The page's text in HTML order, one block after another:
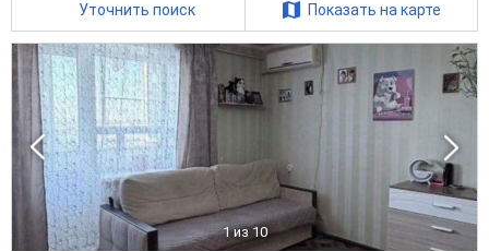
Уточнить поиск Показать на карте
1 из 10